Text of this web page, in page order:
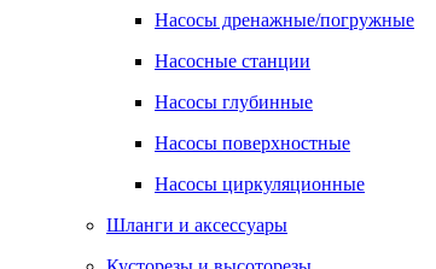
Насосы дренажные/погружные
Насосные станции
Насосы глубинные
Насосы поверхностные
Насосы циркуляционные
Шланги и аксессуары